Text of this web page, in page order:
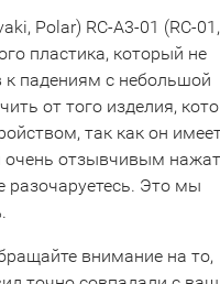
Polar) RC-A3-01 (RC-
пластика, который не
к падениям с небольшой
от того изделия,
так как он
очень отзывчивым
разочаруетесь. Это мы
внимание на то,